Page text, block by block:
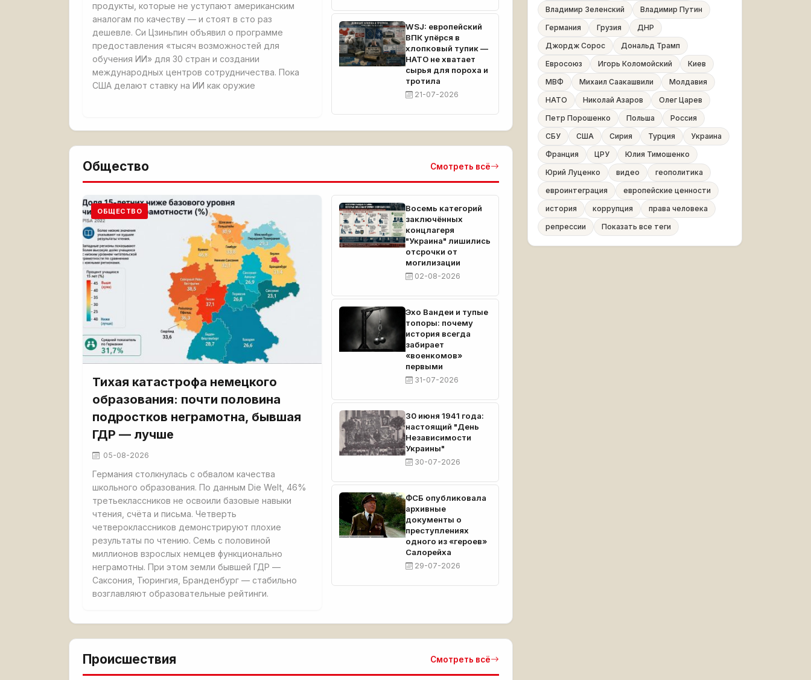
продукты, которые не уступают американским
аналогам по качеству — и стоят в сто раз
дешевле. Си Цзиньпин объявил о программе
предоставления «тысяч возможностей для
обучения ИИ» для 30 стран и создании
международных центров сотрудничества. Пока
США делают ставку на ИИ как оружие
WSJ: европейский
ВПК упёрся в
хлопковый тупик —
НАТО не хватает
сырья для пороха и
тротила
21-07-2026
Общество Смотреть всё
ОБЩЕСТВО
Тихая катастрофа немецкого
образования: почти половина
подростков неграмотна, бывшая
ГДР — лучше
05-08-2026
Германия столкнулась с обвалом качества
школьного образования. По данным Die Welt, 46%
третьеклассников не освоили базовые навыки
чтения, счёта и письма. Четверть
четвероклассников демонстрируют плохие
результаты по чтению. Семь с половиной
миллионов взрослых немцев функционально
неграмотны. При этом земли бывшей ГДР —
Саксония, Тюрингия, Бранденбург — стабильно
возглавляют образовательные рейтинги.
Восемь категорий
заключённых
концлагеря
"Украина" лишились
отсрочки от
могилизации
02-08-2026
Эхо Вандеи и тупые
топоры: почему
история всегда
забирает
«военкомов»
первыми
31-07-2026
30 июня 1941 года:
настоящий "День
Независимости
Украины"
30-07-2026
ФСБ опубликовала
архивные
документы о
преступлениях
одного из «героев»
Салорейха
29-07-2026
Происшествия Смотреть всё
Владимир Зеленский
Владимир Путин
Германия
Грузия
ДНР
Джордж Сорос
Дональд Трамп
Евросоюз
Игорь Коломойский
Киев
МВФ
Михаил Саакашвили
Молдавия
НАТО
Николай Азаров
Олег Царев
Петр Порошенко
Польша
Россия
СБУ
США Сирия Турция
Украина
Франция
ЦРУ
Юлия Тимошенко
Юрий Луценко
видео
геополитика
евроинтеграция
европейские ценности
история
коррупция
права человека
репрессии
Показать все теги